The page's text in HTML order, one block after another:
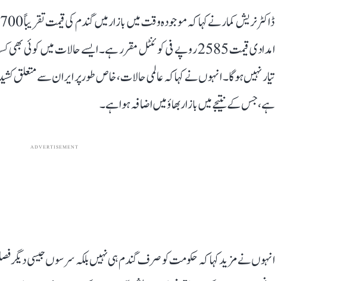
امدادی قیمت 2585 روپے فی کوئنٹل مقرر ہے۔ ایسے حالات میں
تیار نہیں ہوگا۔ انہوں نے کہا کہ عالمی حالات، خاص طور پر ایران سے متعلق
ہے، جس کے نتیجے میں بازار بھاؤ میں اضافہ ہوا ہے۔
ADVERTISEMENT
انہوں نے مزید کہا کہ حکومت کو صرف گندم ہی نہیں بلکہ سرسوں جیسی دیگر